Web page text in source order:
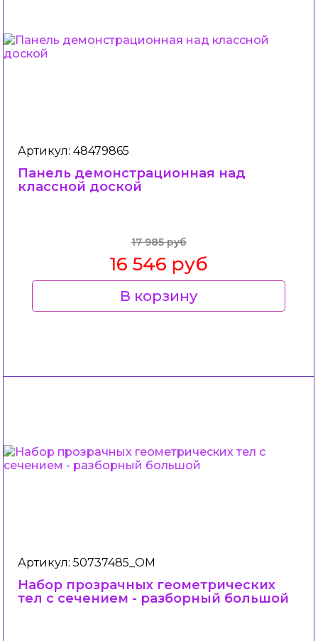
Артикул: 48479865
Панель демонстрационная над
классной доской
17 985 руб
16 546 руб
В корзину
Артикул: 50737485_ОМ
Набор прозрачных геометрических
тел с сечением - разборный большой